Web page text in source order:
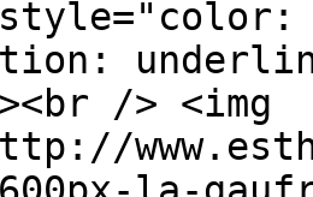
style="color:
/> <img